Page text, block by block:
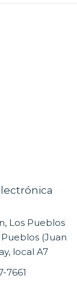
Los Pueblos
(Juan
local A7
7661